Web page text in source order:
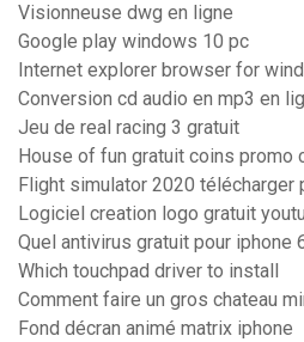
Visionneuse dwg en ligne
Google play windows 10 pc
Internet explorer browser for
Conversion cd audio en mp3 en
Jeu de real racing 3 gratuit
House of fun gratuit coins promo
Flight simulator 2020 télécharger
Logiciel creation logo gratuit
Quel antivirus gratuit pour iphone
Which touchpad driver to install
Comment faire un gros chateau
Fond décran animé matrix iphone